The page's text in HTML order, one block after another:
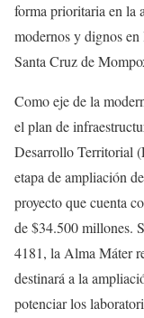
forma prioritaria en la
modernos y dignos
Santa Cruz de
Como eje de la
el plan de
Desarrollo Territorial
etapa de ampliación
proyecto que cuenta
de $34.500 millones.
4181, la Alma Máter
destinará a la
potenciar los